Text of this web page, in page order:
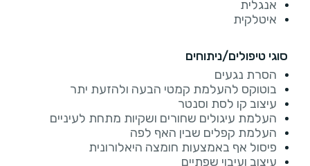
אנגלית
איטלקית
סוגי טיפולים/ניתוחים
הסרת נגעים
בוטוקס להעלמת קמטי הבעה ולהזעת יתר
עיצוב קו לסת וסנטר
העלמת עיגולים שחורים ושקיות מתחת לעיניים
העלמת קפלים שבין האף לפה
פיסול אף באמצעות חומצה היאלורונית
עיצוב ועיבוי שפתיים